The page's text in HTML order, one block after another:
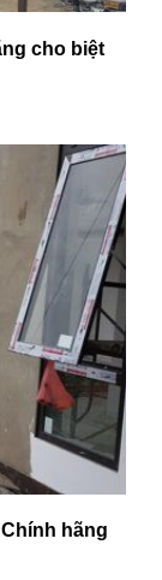
cho biệt
hãng